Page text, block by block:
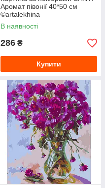
Аромат півонії 40*50 см
©artalekhina
В наявності
286 ₴
Купити